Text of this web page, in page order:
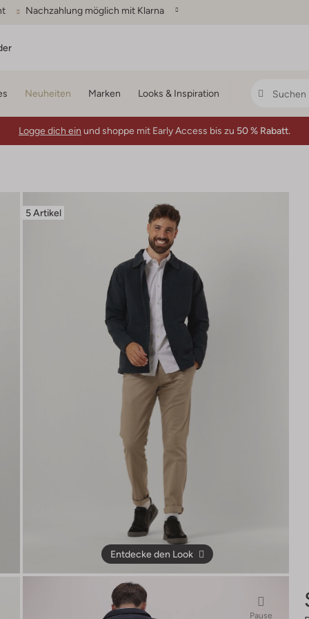
Nachzahlung möglich mit Klarna
Neuheiten Marken Looks & Inspiration
Logge dich ein und shoppe mit Early Access bis zu 50 % Rabatt.
5 Artikel
Entdecke den Look
Pause